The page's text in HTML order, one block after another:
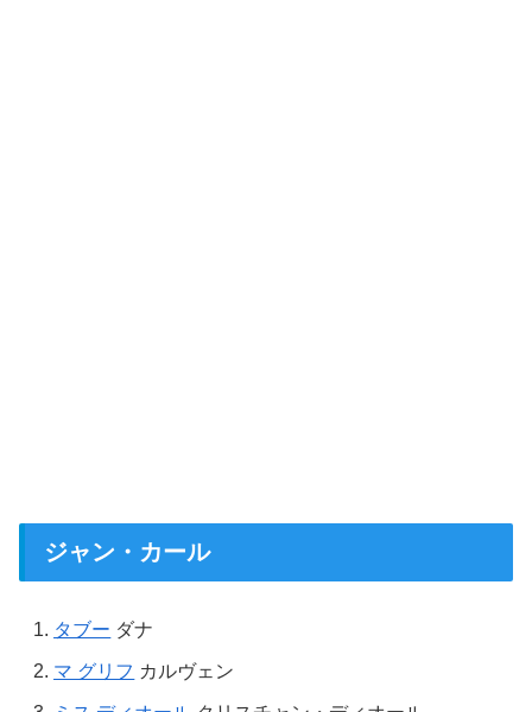
ジャン・カール
タブー ダナ
マ グリフ カルヴェン